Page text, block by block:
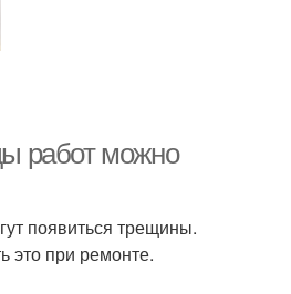
работ можно
появиться трещины.
это при ремонте.